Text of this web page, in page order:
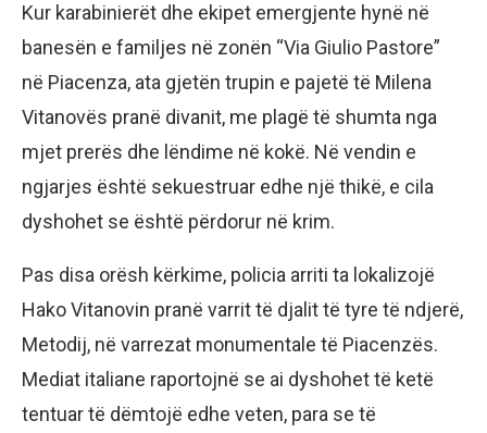
Kur karabinierët dhe ekipet emergjente hynë në
banesën e familjes në zonën “Via Giulio Pastore”
në Piacenza, ata gjetën trupin e pajetë të Milena
Vitanovës pranë divanit, me plagë të shumta nga
mjet prerës dhe lëndime në kokë. Në vendin e
ngjarjes është sekuestruar edhe një thikë, e cila
dyshohet se është përdorur në krim.
Pas disa orësh kërkime, policia arriti ta lokalizojë
Hako Vitanovin pranë varrit të djalit të tyre të ndjerë,
Metodij, në varrezat monumentale të Piacenzës.
Mediat italiane raportojnë se ai dyshohet të ketë
tentuar të dëmtojë edhe veten, para se të